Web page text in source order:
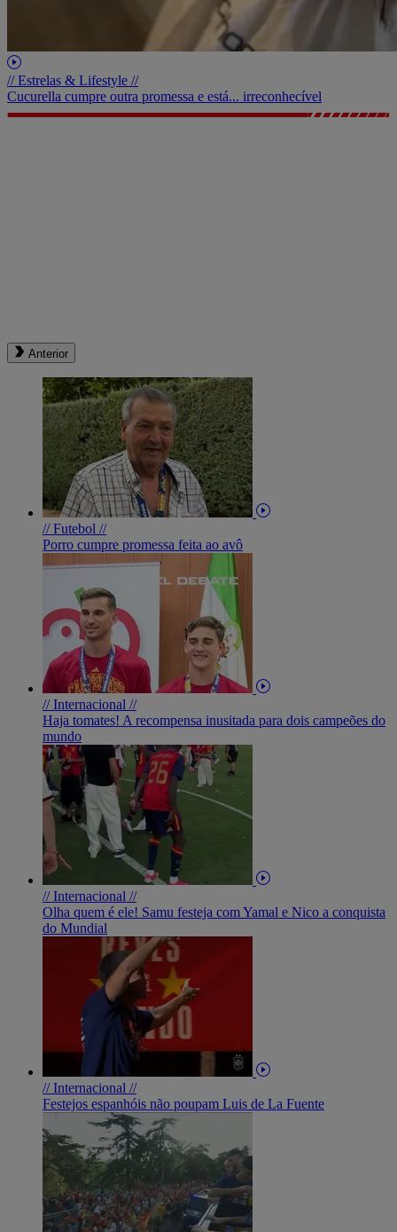
// Estrelas & Lifestyle //
Cucurella cumpre outra promessa e está... irreconhecível
Anterior
// Futebol //
Porro cumpre promessa feita ao avô
// Internacional //
Haja tomates! A recompensa inusitada para dois campeões do
mundo
// Internacional //
Olha quem é ele! Samu festeja com Yamal e Nico a conquista
do Mundial
// Internacional //
Festejos espanhóis não poupam Luis de La Fuente